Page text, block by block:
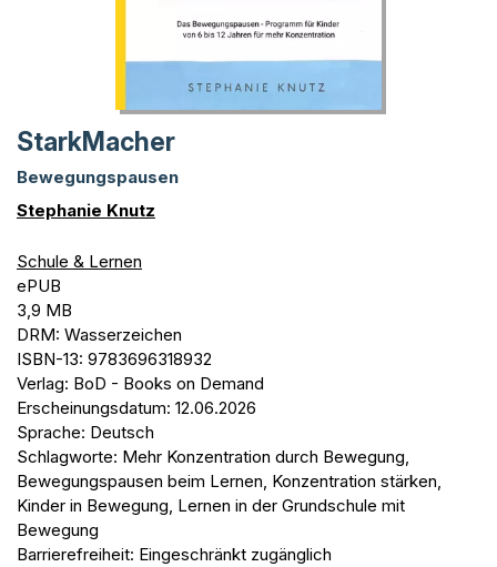
StarkMacher
Bewegungspausen
Stephanie Knutz
Schule & Lernen
ePUB
3,9 MB
DRM: Wasserzeichen
ISBN-13: 9783696318932
Verlag: BoD - Books on Demand
Erscheinungsdatum: 12.06.2026
Sprache: Deutsch
Schlagworte: Mehr Konzentration durch Bewegung,
Bewegungspausen beim Lernen, Konzentration stärken,
Kinder in Bewegung, Lernen in der Grundschule mit
Bewegung
Barrierefreiheit: Eingeschränkt zugänglich